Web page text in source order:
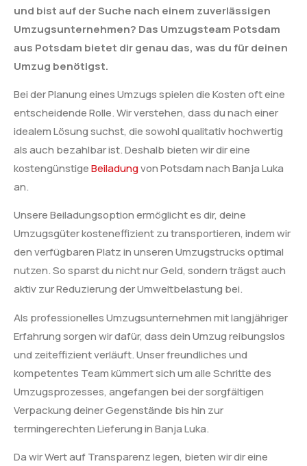
und bist auf der Suche nach einem zuverlässigen
Umzugsunternehmen? Das Umzugsteam Potsdam
aus Potsdam bietet dir genau das, was du für deinen
Umzug benötigst.
Bei der Planung eines Umzugs spielen die Kosten oft eine
entscheidende Rolle. Wir verstehen, dass du nach einer
idealem Lösung suchst, die sowohl qualitativ hochwertig
als auch bezahlbar ist. Deshalb bieten wir dir eine
kostengünstigeBeiladungvon Potsdam nach Banja Luka
an.
Unsere Beiladungsoption ermöglicht es dir, deine
Umzugsgüter kosteneffizient zu transportieren, indem wir
den verfügbaren Platz in unseren Umzugstrucks optimal
nutzen. So sparst du nicht nur Geld, sondern trägst auch
aktiv zur Reduzierung der Umweltbelastung bei.
Als professionelles Umzugsunternehmen mit langjähriger
Erfahrung sorgen wir dafür, dass dein Umzug reibungslos
und zeiteffizient verläuft. Unser freundliches und
kompetentes Team kümmert sich um alle Schritte des
Umzugsprozesses, angefangen bei der sorgfältigen
Verpackung deiner Gegenstände bis hin zur
termingerechten Lieferung in Banja Luka.
Da wir Wert auf Transparenz legen, bieten wir dir eine